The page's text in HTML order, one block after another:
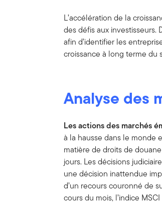
L’accélération de la
des défis aux
afin d’identifier les
croissance à long terme du
Analyse des
Les actions des marchés
à la hausse dans le monde
matière de droits de
jours. Les décisions
une décision inattendue
d’un recours couronné de
cours du mois, l’indice